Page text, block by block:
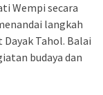
Wempi secara
langkah
Tahol. Balai
budaya dan